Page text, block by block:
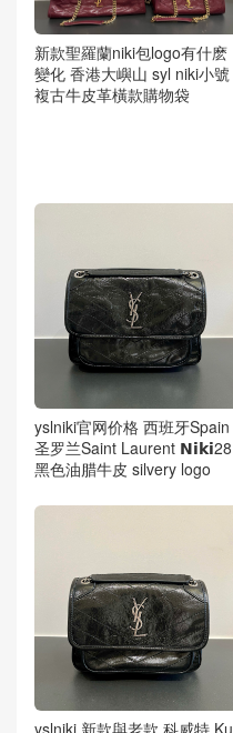
新款聖羅蘭niki包logo有什麽
變化 香港大嶼山 syl niki小號
複古牛皮革橫款購物袋
yslniki官网价格 西班牙Spain
圣罗兰Saint Laurent 𝗡𝗶𝗸𝗶28
黑色油腊牛皮 silvery logo